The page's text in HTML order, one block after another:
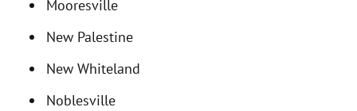
Mooresville
New Palestine
New Whiteland
Noblesville